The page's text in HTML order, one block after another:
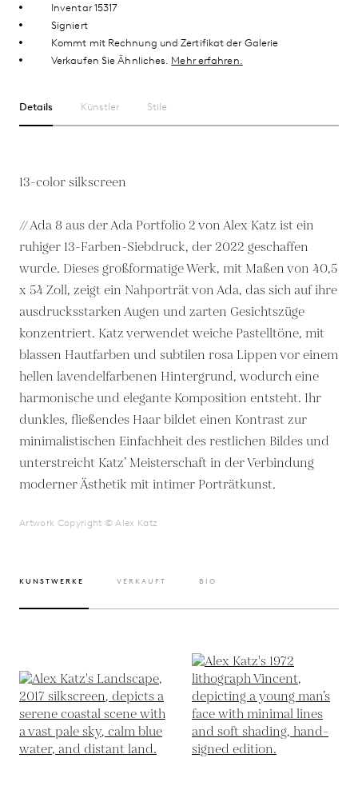
Inventar 15317
Signiert
Kommt mit Rechnung und Zertifikat der Galerie
Verkaufen Sie Ähnliches. Mehr erfahren.
Details Künstler Stile
13-color silkscreen
// Ada 8 aus der Ada Portfolio 2 von Alex Katz ist ein
ruhiger 13-Farben-Siebdruck, der 2022 geschaffen
wurde. Dieses großformatige Werk, mit Maßen von 40,5
x 54 Zoll, zeigt ein Nahporträt von Ada, das sich auf ihre
ausdrucksstarken Augen und zarten Gesichtszüge
konzentriert. Katz verwendet weiche Pastelltöne, mit
blassen Hautfarben und subtilen rosa Lippen vor einem
hellen lavendelfarbenen Hintergrund, wodurch eine
harmonische und elegante Komposition entsteht. Ihr
dunkles, fließendes Haar bildet einen Kontrast zur
minimalistischen Einfachheit des restlichen Bildes und
unterstreicht Katz’ Meisterschaft in der Verbindung
moderner Ästhetik mit intimer Porträtkunst.
Artwork Copyright © Alex Katz
KUNSTWERKE VERKAUFT BIO